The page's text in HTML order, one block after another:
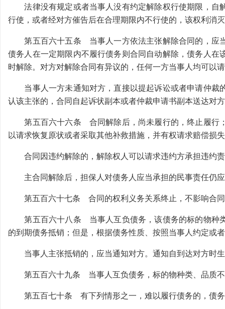
法律没有规定或者当事人没有约定解除权行使期限，自
行使，或者经对方催告后在合理期限内不行使的，该权利消
第五百六十五条 当事人一方依法主张解除合同的，应当
债务人在一定期限内不履行债务则合同自动解除，债务人
时解除。对方对解除合同有异议的，任何一方当事人均可以
当事人一方未通知对方，直接以提起诉讼或者申请仲裁
认该主张的，合同自起诉状副本或者仲裁申请书副本送达对
第五百六十六条 合同解除后，尚未履行的，终止履行；
以请求恢复原状或者采取其他补救措施，并有权请求赔偿损
合同因违约解除的，解除权人可以请求违约方承担违约责
主合同解除后，担保人对债务人应当承担的民事责任仍
第五百六十七条 合同的权利义务关系终止，不影响合同
第五百六十八条 当事人互负债务，该债务的标的物种类
的到期债务抵销；但是，根据债务性质、按照当事人约定或
当事人主张抵销的，应当通知对方。通知自到达对方时生
第五百六十九条 当事人互负债务，标的物种类、品质不
第五百七十条 有下列情形之一，难以履行债务的，债务